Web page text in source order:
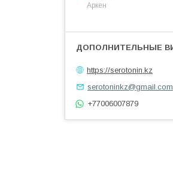
Аркен
https://serotonin.kz
serotoninkz@gmail.com
+77006007879